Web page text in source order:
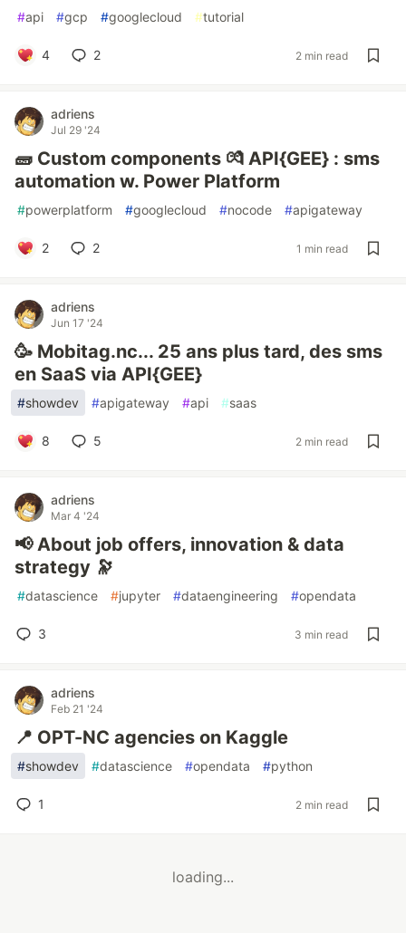
#api #gcp #googlecloud #tutorial
4 2 2 min read
adriens
Jul 29 '24
🧱 Custom components 💏 API{GEE} : sms
automation w. Power Platform
#powerplatform #googlecloud #nocode #apigateway
2 2 1 min read
adriens
Jun 17 '24
🥳 Mobitag.nc... 25 ans plus tard, des sms
en SaaS via API{GEE}
#showdev #apigateway #api #saas
8 5 2 min read
adriens
Mar 4 '24
📢 About job offers, innovation & data
strategy 🔭
#datascience #jupyter #dataengineering #opendata
3 3 min read
adriens
Feb 21 '24
📍 OPT-NC agencies on Kaggle
#showdev #datascience #opendata #python
1 2 min read
loading...